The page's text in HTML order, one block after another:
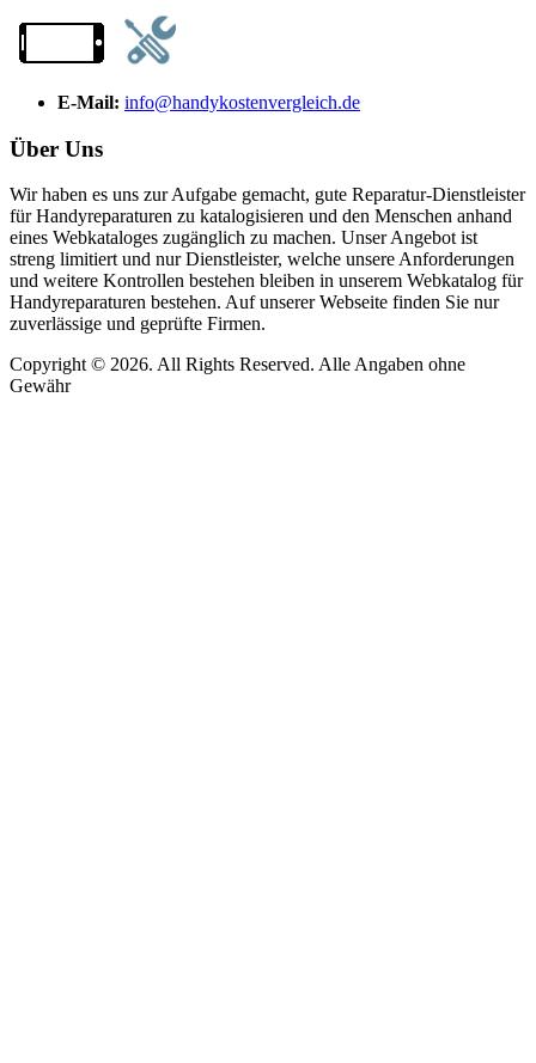
E-Mail: info@handykostenvergleich.de
Über Uns
Wir haben es uns zur Aufgabe gemacht, gute Reparatur-Dienstleister
für Handyreparaturen zu katalogisieren und den Menschen anhand
eines Webkataloges zugänglich zu machen. Unser Angebot ist
streng limitiert und nur Dienstleister, welche unsere Anforderungen
und weitere Kontrollen bestehen bleiben in unserem Webkatalog für
Handyreparaturen bestehen. Auf unserer Webseite finden Sie nur
zuverlässige und geprüfte Firmen.
Copyright © 2026. All Rights Reserved. Alle Angaben ohne
Gewähr